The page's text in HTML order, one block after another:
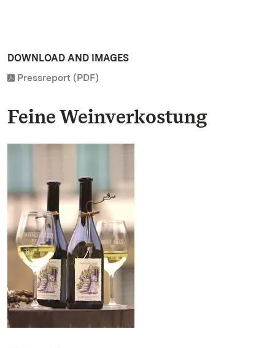
DOWNLOAD AND IMAGES
Pressreport (PDF)
Feine Weinverkostung